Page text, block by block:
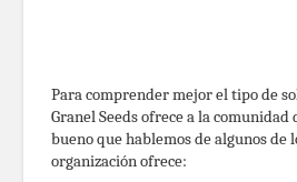
Para comprender mejor el tipo de
Granel Seeds ofrece a la comunidad
bueno que hablemos de algunos de
organización ofrece: